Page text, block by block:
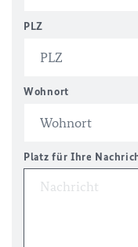
PLZ
Wohnort
Platz für Ihre